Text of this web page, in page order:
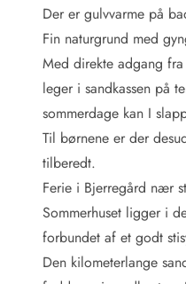
Fordele hos os
Esmark Rejsecurity
Esmark KidsVIP
Esmark VIP: Fordele og
Prisgaranti
Ingen depositum
Gæsteanmeldelser
Gratis WiFi i ferieområdet
We love people!
Fritidsaktiviteter
Der er gulvvarme på
Fin naturgrund med
Med direkte adgang
leger i sandkassen på
sommerdage kan I
Til børnene er der
tilberedt.
Ferie i Bjerregård nær
Sommerhuset ligger i
forbundet af et godt
Den kilometerlange